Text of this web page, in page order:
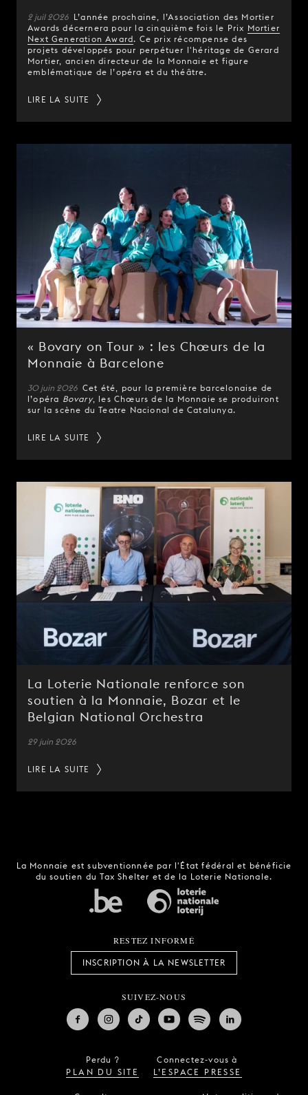
2 juil 2026 L’année prochaine, l’Association des Mortier
Awards décernera pour la cinquième fois le Prix Mortier
Next Generation Award. Ce prix récompense des
projets développés pour perpétuer l'héritage de Gerard
Mortier, ancien directeur de la Monnaie et figure
emblématique de l’opéra et du théâtre.
LIRE LA SUITE
« Bovary on Tour » : les Chœurs de la
Monnaie à Barcelone
30 juin 2026 Cet été, pour la première barcelonaise de
l’opéra Bovary, les Chœurs de la Monnaie se produiront
sur la scène du Teatre Nacional de Catalunya.
LIRE LA SUITE
La Loterie Nationale renforce son
soutien à la Monnaie, Bozar et le
Belgian National Orchestra
29 juin 2026
LIRE LA SUITE
La Monnaie est subventionnée par l'État fédéral et bénéficie
du soutien du Tax Shelter et de la Loterie Nationale.
RESTEZ INFORMÉ
INSCRIPTION À LA NEWSLETTER
SUIVEZ-NOUS
Perdu ?
PLAN DU SITE
Connectez-vous à
L’ESPACE PRESSE